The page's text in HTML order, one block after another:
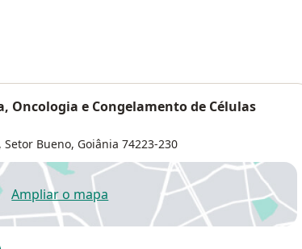
Oncologia e Congelamento de Células
Setor Bueno, Goiânia 74223-230
Ampliar o mapaabre num novo separador